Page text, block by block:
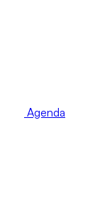
Agenda